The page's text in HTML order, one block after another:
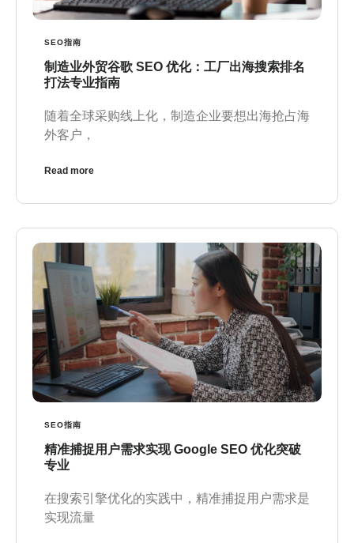
SEO指南
制造业外贸谷歌 SEO 优化：工厂出海搜索排名
打法专业指南
随着全球采购线上化，制造企业要想出海抢占海
外客户，
Read more
SEO指南
精准捕捉用户需求实现 Google SEO 优化突破
专业
在搜索引擎优化的实践中，精准捕捉用户需求是
实现流量